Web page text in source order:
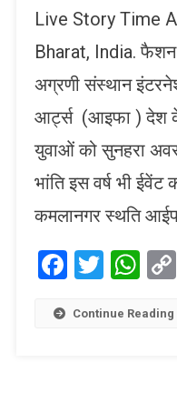
Live Story Time
Bharat, India. फैशन
अग्रणी संस्थान
आर्ट्स (आइफा ) देश
युवाओं को सुनहरा
भांति इस वर्ष भी
कमलानगर स्थति
Continue Reading